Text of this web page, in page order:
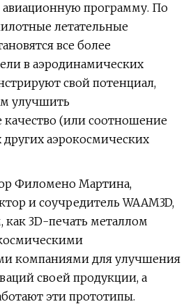
программу. По
летательные
все более
в аэродинамических
свой потенциал,
улучшить
(или соотношение
аэрокосмических
Филомено Мартина,
и соучредитель WAAM3D,
как 3D-печать металлом
компаниями для улучшения
своей продукции, а
эти прототипы.